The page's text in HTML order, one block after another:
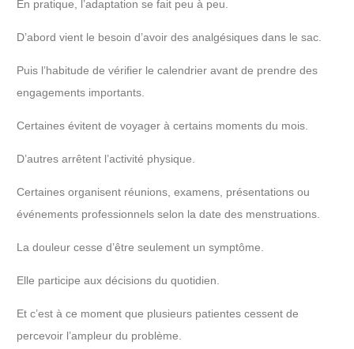
En pratique, l’adaptation se fait peu à peu.
D’abord vient le besoin d’avoir des analgésiques dans le sac.
Puis l’habitude de vérifier le calendrier avant de prendre des
engagements importants.
Certaines évitent de voyager à certains moments du mois.
D’autres arrêtent l’activité physique.
Certaines organisent réunions, examens, présentations ou
événements professionnels selon la date des menstruations.
La douleur cesse d’être seulement un symptôme.
Elle participe aux décisions du quotidien.
Et c’est à ce moment que plusieurs patientes cessent de
percevoir l’ampleur du problème.